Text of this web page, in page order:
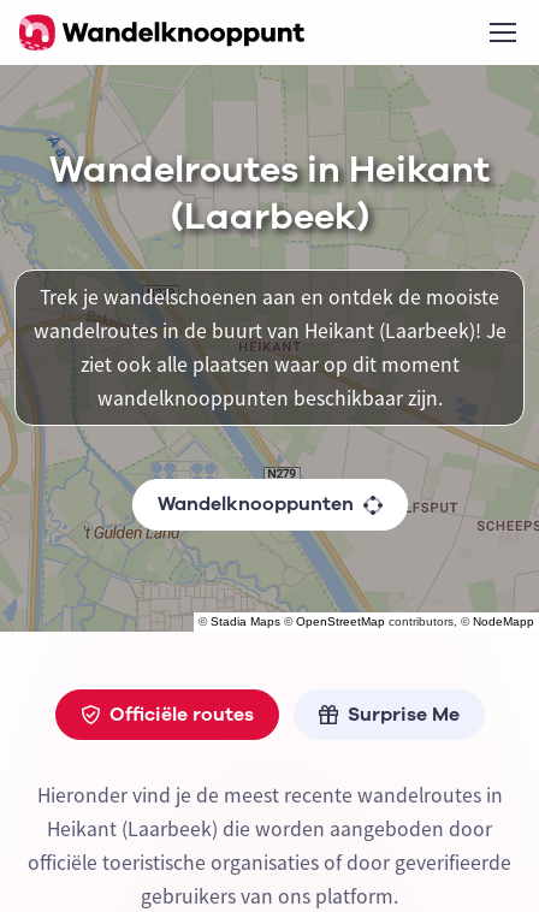
©Stadia Maps ©OpenStreetMap contributors, ©NodeMapp
Wandelroutes in Heikant
(Laarbeek)
Trek je wandelschoenen aan en ontdek de mooiste
wandelroutes in de buurt van Heikant (Laarbeek)! Je
ziet ook alle plaatsen waar op dit moment
wandelknooppunten beschikbaar zijn.
Wandelknooppunten
Officiële routes Surprise Me
Hieronder vind je de meest recente wandelroutes in
Heikant (Laarbeek) die worden aangeboden door
officiële toeristische organisaties of door geverifieerde
gebruikers van ons platform.